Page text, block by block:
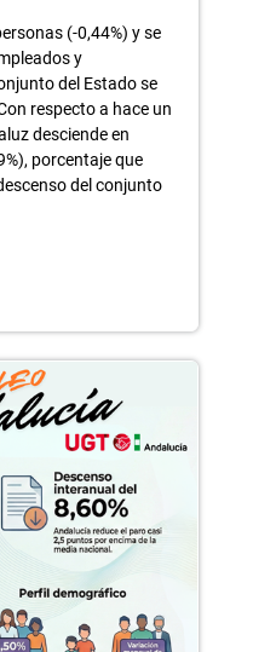
(-0,44%) y se
y
del Estado se
respecto a hace un
desciende en
porcentaje que
del conjunto